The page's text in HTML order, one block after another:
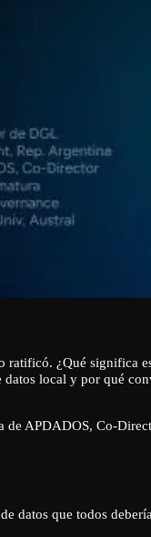
¿Qué significa
local y por qué
APDADOS, Co-
datos que todos